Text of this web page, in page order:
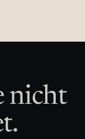
nicht